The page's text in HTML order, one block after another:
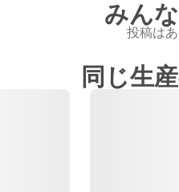
みん
投稿は
同じ生